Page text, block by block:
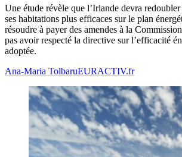
Une étude révèle que l’Irlande devra
ses habitations plus efficaces sur le plan
résoudre à payer des amendes à la
pas avoir respecté la directive sur l’efficacité
adoptée.
Ana-Maria TolbaruEURACTIV.fr